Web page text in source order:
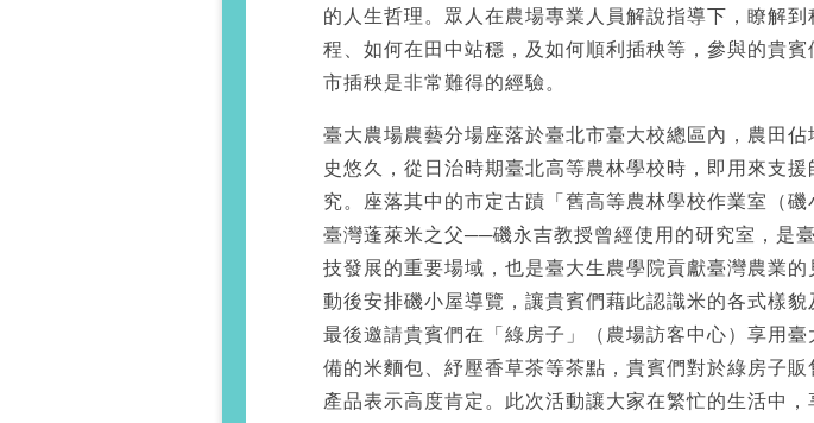
的人生哲理。眾人在農場專業人員解說指導下，瞭解到
程、如何在田中站穩，及如何順利插秧等，參與的貴賓
市插秧是非常難得的經驗。
臺大農場農藝分場座落於臺北市臺大校總區內，農田佔
史悠久，從日治時期臺北高等農林學校時，即用來支援
究。座落其中的市定古蹟「舊高等農林學校作業室（磯
臺灣蓬萊米之父──磯永吉教授曾經使用的研究室，是
技發展的重要場域，也是臺大生農學院貢獻臺灣農業的
動後安排磯小屋導覽，讓貴賓們藉此認識米的各式樣貌
最後邀請貴賓們在「綠房子」（農場訪客中心）享用臺
備的米麵包、紓壓香草茶等茶點，貴賓們對於綠房子販
產品表示高度肯定。此次活動讓大家在繁忙的生活中，